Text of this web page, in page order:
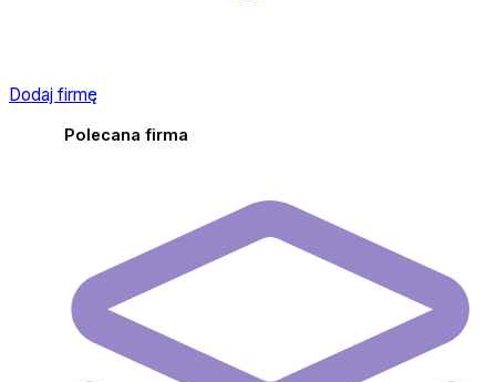
Dodaj firmę
Polecana firma